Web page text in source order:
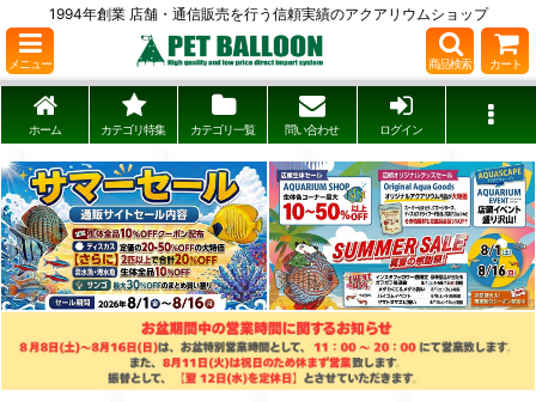
1994年創業 店舗・通信販売を行う信頼実績のアクアリウムショップ
メニュー 商品検索 カート
ホーム カテゴリ特集 カテゴリ一覧 問い合わせ ログイン